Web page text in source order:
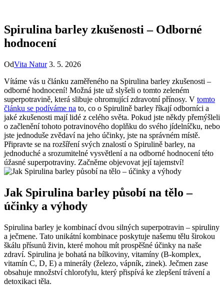
Spirulina barley zkušenosti – Odborné
hodnocení
OdVita Natur 3. 5. 2026
Vítáme vás u článku zaměřeného na Spirulina barley zkušenosti –
odborné hodnocení! Možná jste už slyšeli o tomto zeleném
superpotravině, která slibuje ohromující zdravotní přínosy. V tomto
článku se podíváme na to, co o Spirulině barley říkají odborníci a
jaké zkušenosti mají lidé z celého světa. Pokud jste někdy přemýšleli
o začlenění tohoto potravinového doplňku do svého jídelníčku, nebo
jste jednoduše zvědaví na jeho účinky, jste na správném místě.
Připravte se na rozšíření svých znalostí o Spirulině barley, na
jednoduché a srozumitelné vysvětlení a na odborné hodnocení této
úžasné superpotraviny. Začněme objevovat její tajemství!
Jak Spirulina barley působí na tělo –
účinky a výhody
Spirulina barley je kombinací dvou silných superpotravin – spiruliny
a ječmene. Tato unikátní kombinace poskytuje našemu tělu širokou
škálu přísunů živin, které mohou mít prospěšné účinky na naše
zdraví. Spirulina je bohatá na bílkoviny, vitamíny (B-komplex,
vitamín C, D, E) a minerály (železo, vápník, zinek). Ječmen zase
obsahuje množství chlorofylu, který přispívá ke zlepšení trávení a
detoxikaci těla.